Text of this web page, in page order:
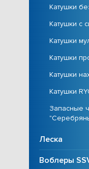
Катушки
Катушки с
Катушки
Катушки
Катушки
Катушки
Запасные
Леска
Воблеры